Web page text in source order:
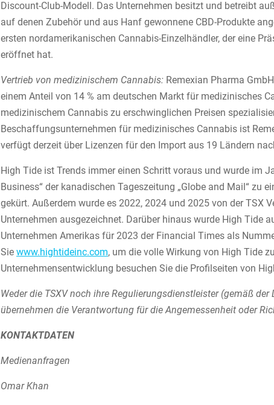
Discount-Club-Modell. Das Unternehmen besitzt und betreibt
auf denen Zubehör und aus Hanf gewonnene CBD-Produkte
ersten nordamerikanischen Cannabis-Einzelhändler, der eine
eröffnet hat.
Vertrieb von medizinischem Cannabis: Remexian Pharma
einem Anteil von 14 % am deutschen Markt für medizinisches
medizinischem Cannabis zu erschwinglichen Preisen
Beschaffungsunternehmen für medizinisches Cannabis ist
verfügt derzeit über Lizenzen für den Import aus 19 Ländern
High Tide ist Trends immer einen Schritt voraus und wurde im
Business“ der kanadischen Tageszeitung „Globe and Mail“ zu
gekürt. Außerdem wurde es 2022, 2024 und 2025 von der TSX
Unternehmen ausgezeichnet. Darüber hinaus wurde High Tide
Unternehmen Amerikas für 2023 der Financial Times als
Sie www.hightideinc.com, um die volle Wirkung von High Tide
Unternehmensentwicklung besuchen Sie die Profilseiten von
Weder die TSXV noch ihre Regulierungsdienstleister (gemäß
übernehmen die Verantwortung für die Angemessenheit oder
KONTAKTDATEN
Medienanfragen
Omar Khan